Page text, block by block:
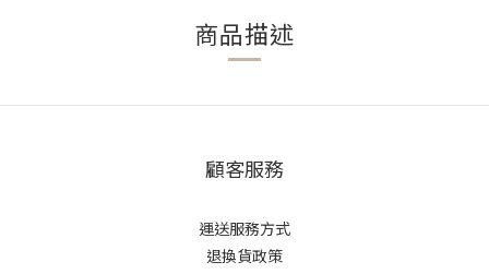
商品描述
顧客服務
運送服務方式
退換貨政策